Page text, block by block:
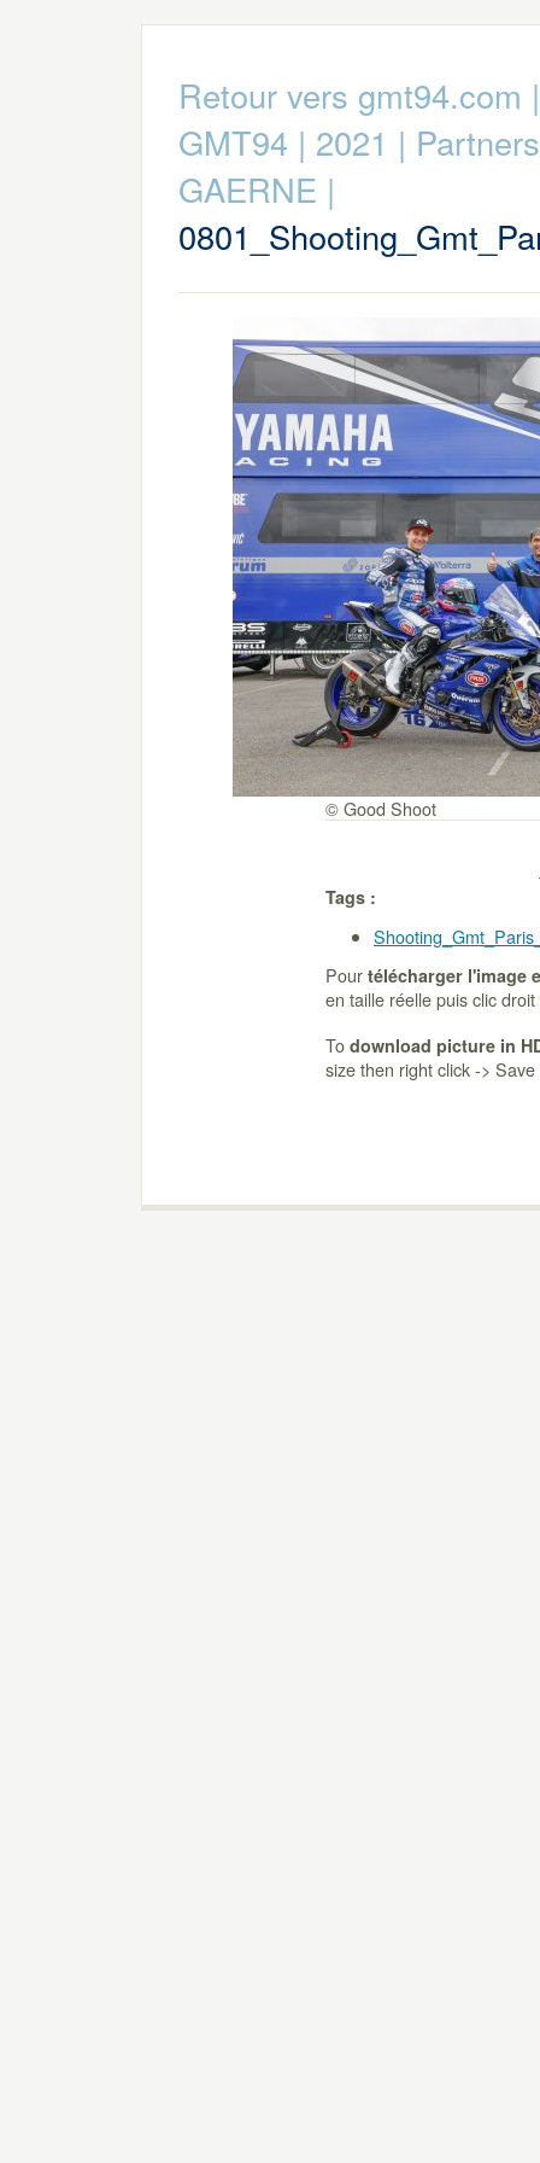
Retour vers gmt94.com
GMT94 | 2021 |
GAERNE |
© Good Shoot
Tags :
Pour télécharger l'image
en taille réelle puis clic
To download picture in
size then right click ->